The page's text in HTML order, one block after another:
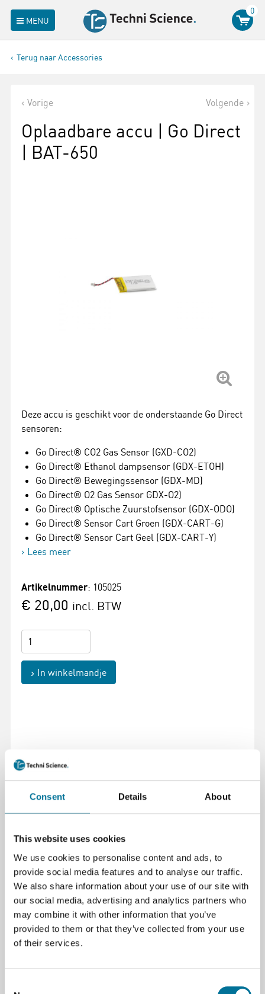
Consent Details About
This website uses cookies
We use cookies to personalise content and ads, to
provide social media features and to analyse our traffic.
We also share information about your use of our site with
our social media, advertising and analytics partners who
may combine it with other information that you’ve
provided to them or that they’ve collected from your use
of their services.
MENU
0
Terug naar Accessories
Vorige Volgende
Oplaadbare accu | Go Direct
| BAT-650
Deze accu is geschikt voor de onderstaande Go Direct
sensoren:
Go Direct® CO2 Gas Sensor (GXD-CO2)
Go Direct® Ethanol dampsensor (GDX-ETOH)
Go Direct® Bewegingssensor (GDX-MD)
Go Direct® O2 Gas Sensor GDX-O2)
Go Direct® Optische Zuurstofsensor (GDX-ODO)
Go Direct® Sensor Cart Groen (GDX-CART-G)
Go Direct® Sensor Cart Geel (GDX-CART-Y)
Lees meer
Artikelnummer: 105025
€ 20,00 incl. BTW
In winkelmandje
Pagina afdrukken
optische zuurstofmeters, waardoor flexibele
krachtbron voor toepassingen in datalogging en
sensornetwerken. Batterijtechnologie voorkomt
storingen en vermindert kabelgebruik in
meetopstellingen.